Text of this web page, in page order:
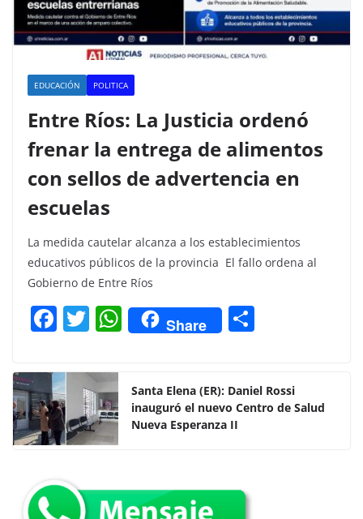
EDUCACIÓN POLITICA
Entre Ríos: La Justicia ordenó
frenar la entrega de alimentos
con sellos de advertencia en
escuelas
La medida cautelar alcanza a los establecimientos
educativos públicos de la provincia El fallo ordena al
Gobierno de Entre Ríos
F
c
e
b
o
o
k
T
itt
er
W
h
s
A
Share
p
ar
Santa Elena (ER): Daniel Rossi
inauguró el nuevo Centro de Salud
Nueva Esperanza II